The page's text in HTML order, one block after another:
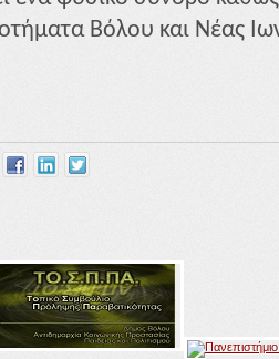
Βόλου και Νέας